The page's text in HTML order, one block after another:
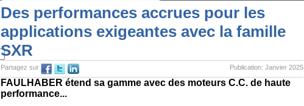
Des performances accrues pour les
applications exigeantes avec la famille
SXR
Publication: Janvier 2025
Partagez sur
FAULHABER étend sa gamme avec des moteurs C.C. de haute
performance...